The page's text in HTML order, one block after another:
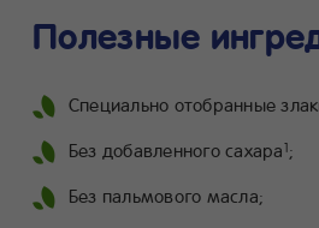
Полезные
Специально отобранные
Без добавленного сахара1;
Без пальмового масла;